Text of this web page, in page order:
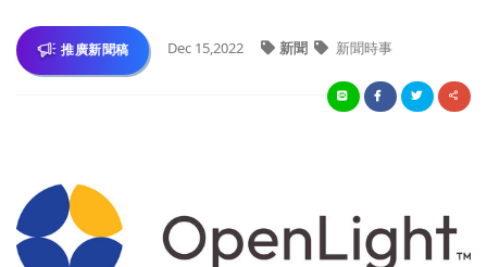
推廣新聞稿 Dec 15,2022 新聞 新聞時事